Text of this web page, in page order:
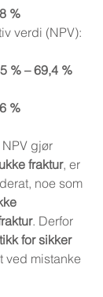
%
verdi (NPV):
% – 69,4 %
%
gjør
fraktur, er
noe som
. Derfor
for sikker
ved mistanke